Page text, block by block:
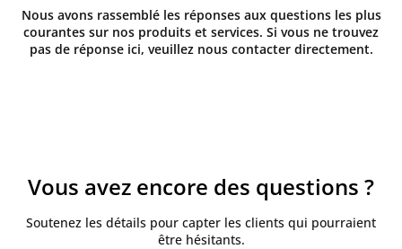
Nous avons rassemblé les réponses aux questions les plus
courantes sur nos produits et services. Si vous ne trouvez
pas de réponse ici, veuillez nous contacter directement.
Vous avez encore des questions ?
Soutenez les détails pour capter les clients qui pourraient
être hésitants.